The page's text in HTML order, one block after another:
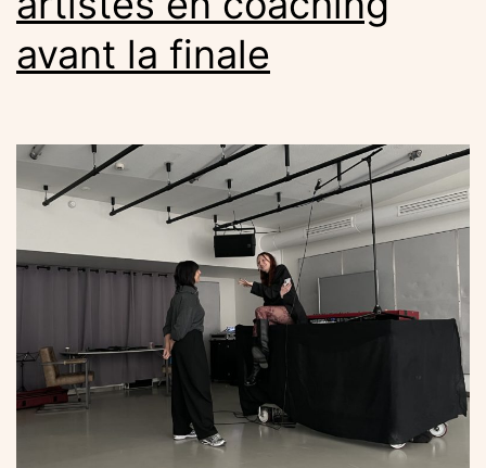
avant la finale